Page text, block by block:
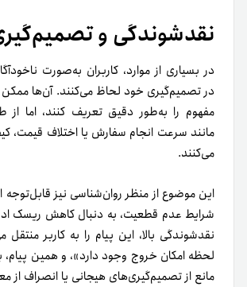
نقدشوندگی و
در بسیاری از موارد، کاربران به‌صورت
در تصمیم‌گیری خود لحاظ می‌کنند. آن‌ها ممکن
مفهوم را به‌طور دقیق تعریف کنند، اما از
مانند سرعت انجام سفارش یا اختلاف قیمت،
می‌کنند.
این موضوع از منظر روان‌شناسی نیز
شرایط عدم قطعیت، به دنبال کاهش ریسک
نقدشوندگی بالا، این پیام را به کاربر
لحظه امکان خروج وجود دارد»، و همین پیام،
مانع از تصمیم‌گیری‌های هیجانی یا انصراف از